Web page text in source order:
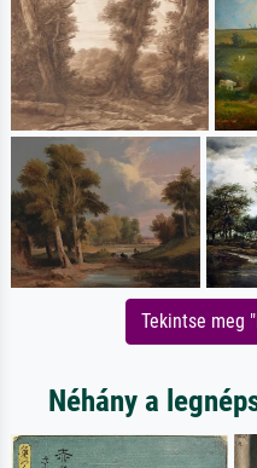
Tekintse meg
Néhány a